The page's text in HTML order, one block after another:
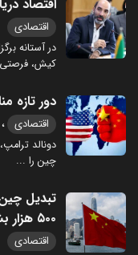
اقتصاد
اقتصادی
در آستانه
کیش، فرصتی
دور تازه
اقتصادی ،
دونالد
چین را ...
تبدیل چین
۵۰۰ هزار بشکه نفت ذخیره می‌کند
اقتصادی